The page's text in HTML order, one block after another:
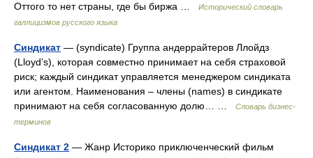
Оттого то нет страны, где бы биржа …
Исторический словарь
галлицизмов русского языка
Синдикат — (syndicate) Группа андеррайтеров Ллойдз
(Lloyd’s), которая совместно принимает на себя страховой
риск; каждый синдикат управляется менеджером синдиката
или агентом. Наименования – члены (names) в синдикате
принимают на себя согласованную долю… …
Словарь бизнес-
терминов
Синдикат 2 — Жанр Историко приключенческий фильм